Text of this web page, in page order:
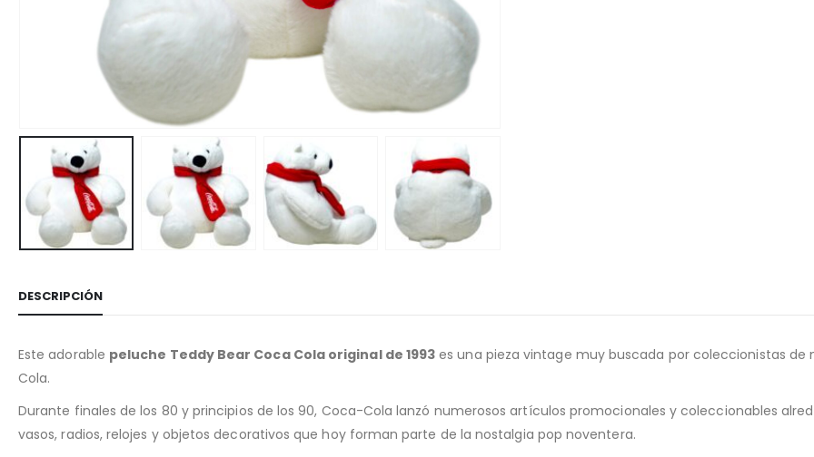
DESCRIPCIÓN
Este adorable peluche Teddy Bear Coca Cola original de 1993 es una pieza vintage muy buscada por coleccionistas
Cola.
Durante finales de los 80 y principios de los 90, Coca-Cola lanzó numerosos artículos promocionales y coleccionables
vasos, radios, relojes y objetos decorativos que hoy forman parte de la nostalgia pop noventera.